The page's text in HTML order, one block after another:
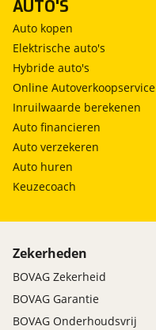
AUTO'S
Auto kopen
Elektrische auto's
Hybride auto's
Online Autoverkoopservice
Inruilwaarde berekenen
Auto financieren
Auto verzekeren
Auto huren
Keuzecoach
Zekerheden
BOVAG Zekerheid
BOVAG Garantie
BOVAG Onderhoudsvrij